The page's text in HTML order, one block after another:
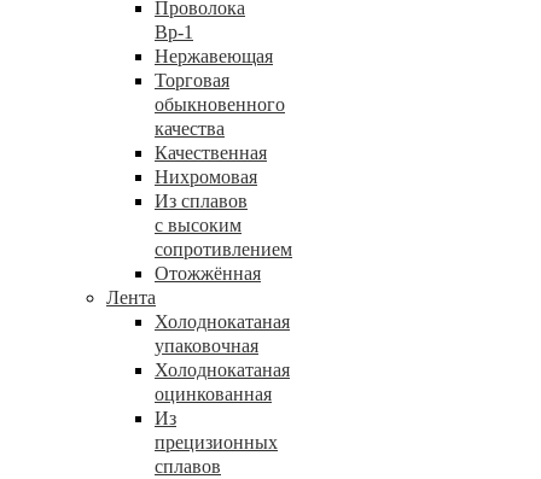
Проволока
Вр-1
Нержавеющая
Торговая
обыкновенного
качества
Качественная
Нихромовая
Из сплавов
с высоким
сопротивлением
Отожжённая
Лента
Холоднокатаная
упаковочная
Холоднокатаная
оцинкованная
Из
прецизионных
сплавов